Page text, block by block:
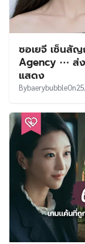
ซอเยจี เซ็นสั
Agency ⋯ ส่
แสดง
BybaerybubbleOn